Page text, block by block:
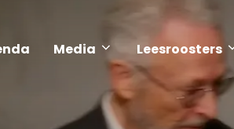
Media Leesroosters